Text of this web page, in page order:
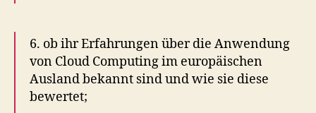
6. ob ihr Erfahrungen über die Anwendung
von Cloud Computing im europäischen
Ausland bekannt sind und wie sie diese
bewertet;